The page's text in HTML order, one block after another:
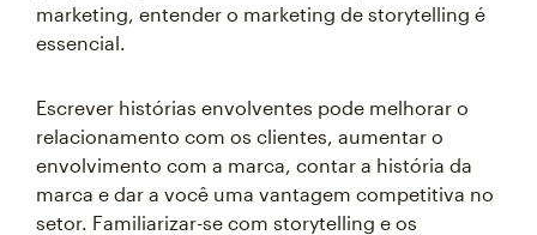
marketing, entender o marketing de storytelling é
essencial.
Escrever histórias envolventes pode melhorar o
relacionamento com os clientes, aumentar o
envolvimento com a marca, contar a história da
marca e dar a você uma vantagem competitiva no
setor. Familiarizar-se com storytelling e os